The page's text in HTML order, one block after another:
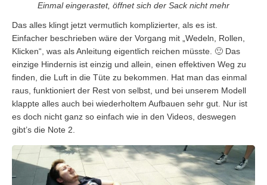
Einmal eingerastet, öffnet sich der Sack nicht mehr
Das alles klingt jetzt vermutlich komplizierter, als es ist.
Einfacher beschrieben wäre der Vorgang mit „Wedeln, Rollen,
Klicken“, was als Anleitung eigentlich reichen müsste. 🙂 Das
einzige Hindernis ist einzig und allein, einen effektiven Weg zu
finden, die Luft in die Tüte zu bekommen. Hat man das einmal
raus, funktioniert der Rest von selbst, und bei unserem Modell
klappte alles auch bei wiederholtem Aufbauen sehr gut. Nur ist
es doch nicht ganz so einfach wie in den Videos, deswegen
gibt’s die Note 2.